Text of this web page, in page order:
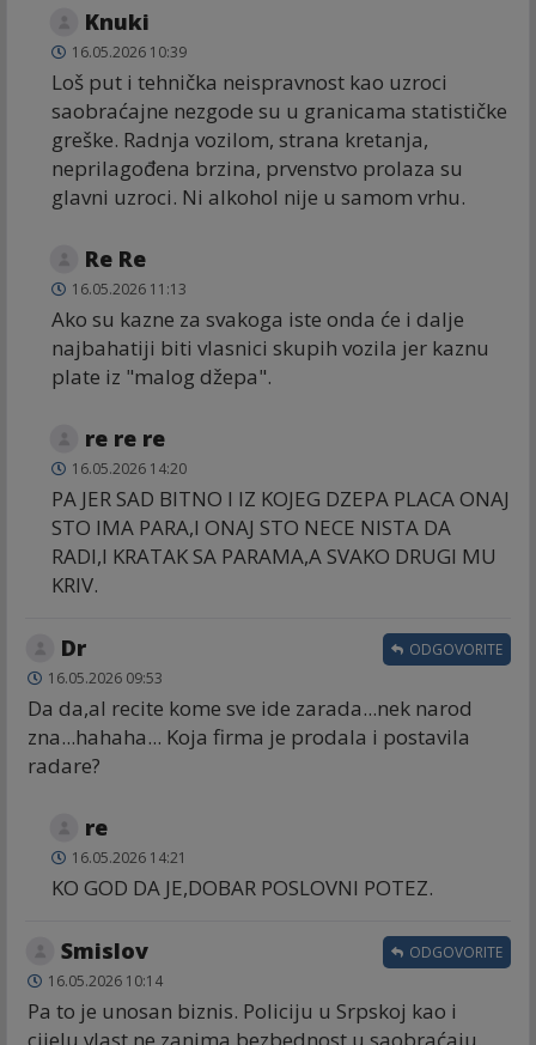
Knuki
16.05.2026 10:39
Loš put i tehnička neispravnost kao uzroci
saobraćajne nezgode su u granicama statističke
greške. Radnja vozilom, strana kretanja,
neprilagođena brzina, prvenstvo prolaza su
glavni uzroci. Ni alkohol nije u samom vrhu.
Re Re
16.05.2026 11:13
Ako su kazne za svakoga iste onda će i dalje
najbahatiji biti vlasnici skupih vozila jer kaznu
plate iz "malog džepa".
re re re
16.05.2026 14:20
PA JER SAD BITNO I IZ KOJEG DZEPA PLACA ONAJ
STO IMA PARA,I ONAJ STO NECE NISTA DA
RADI,I KRATAK SA PARAMA,A SVAKO DRUGI MU
KRIV.
Dr
16.05.2026 09:53
Da da,al recite kome sve ide zarada...nek narod
zna...hahaha... Koja firma je prodala i postavila
radare?
ODGOVORITE
re
16.05.2026 14:21
KO GOD DA JE,DOBAR POSLOVNI POTEZ.
Smislov
16.05.2026 10:14
Pa to je unosan biznis. Policiju u Srpskoj kao i
ODGOVORITE